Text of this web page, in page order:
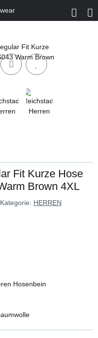
Fit Kurze Hose
Brown 4XL
Kategorie: HERREN
Hosenbein